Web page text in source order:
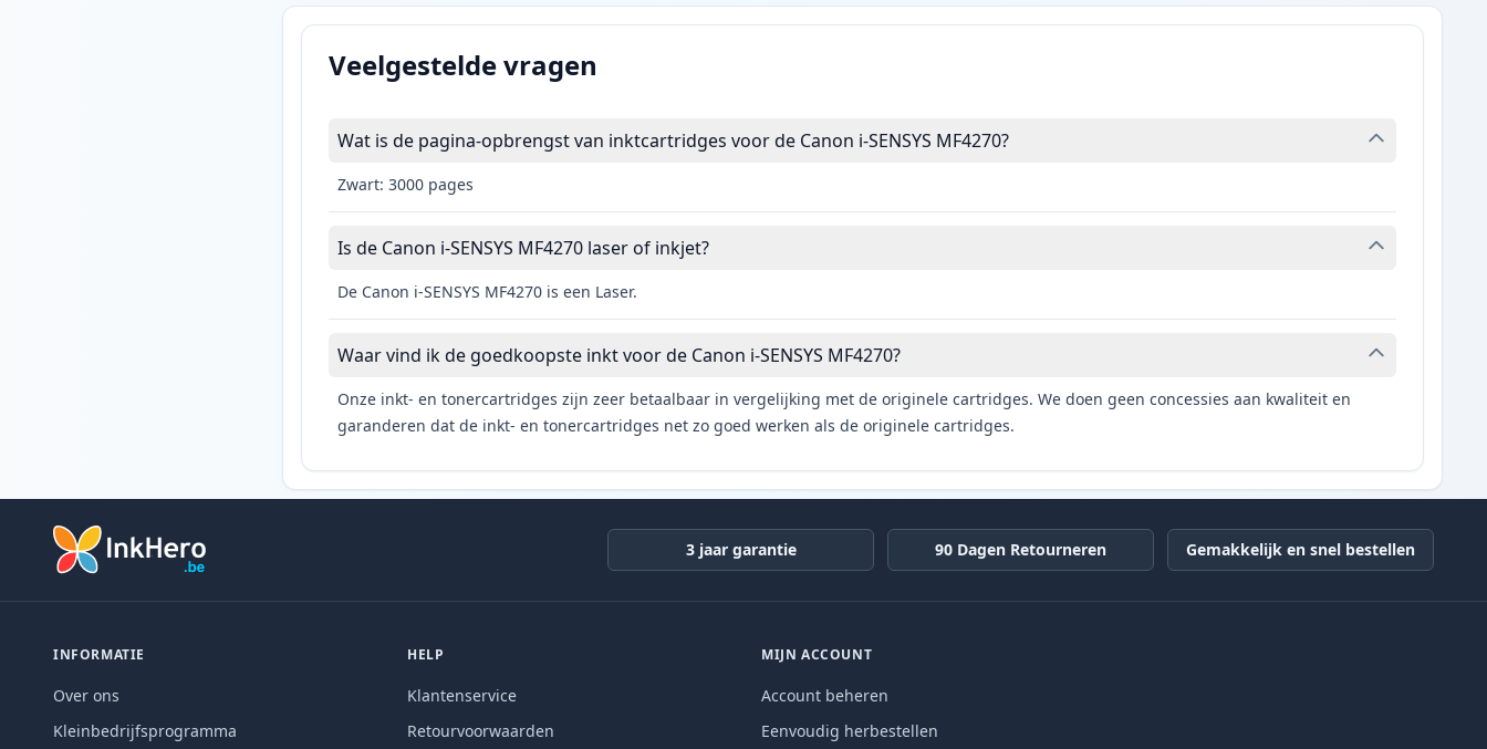
Veelgestelde vragen
Wat is de pagina-opbrengst van inktcartridges voor de Canon i-SENSYS MF4270?
Zwart: 3000 pages
Is de Canon i-SENSYS MF4270 laser of inkjet?
De Canon i-SENSYS MF4270 is een Laser.
Waar vind ik de goedkoopste inkt voor de Canon i-SENSYS MF4270?
Onze inkt- en tonercartridges zijn zeer betaalbaar in vergelijking met de originele cartridges. We doen geen concessies aan kwaliteit en
garanderen dat de inkt- en tonercartridges net zo goed werken als de originele cartridges.
3 jaar garantie 90 Dagen Retourneren Gemakkelijk en snel bestellen
INFORMATIE
Over ons
Kleinbedrijfsprogramma
HELP
Klantenservice
Retourvoorwaarden
MIJN ACCOUNT
Account beheren
Eenvoudig herbestellen